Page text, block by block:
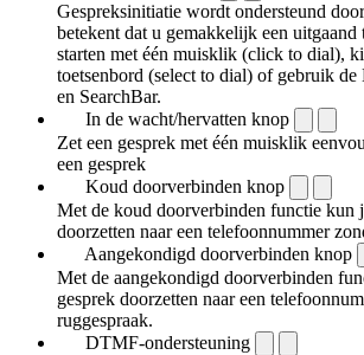
Gespreksinitiatie wordt ondersteund
betekent dat u gemakkelijk een
starten met één muisklik (click to dial),
toetsenbord (select to dial) of gebruik
en SearchBar.
In de wacht/hervatten knop
Zet een gesprek met één muisklik
een gesprek
Koud doorverbinden knop
Met de koud doorverbinden functie kun
doorzetten naar een telefoonnummer
Aangekondigd doorverbinden knop
Met de aangekondigd doorverbinden
gesprek doorzetten naar een
ruggespraak.
DTMF-ondersteuning